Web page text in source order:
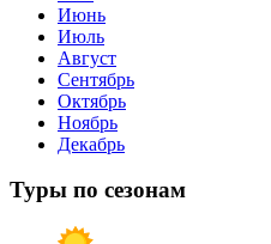
Июнь
Июль
Август
Сентябрь
Октябрь
Ноябрь
Декабрь
Туры по сезонам